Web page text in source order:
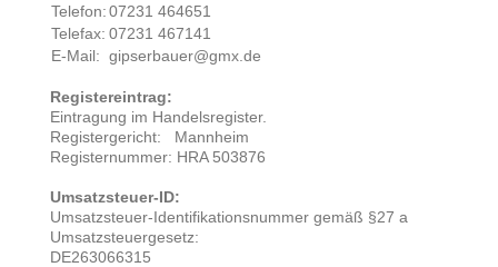
Telefon:07231 464651
Telefax: 07231 467141
E-Mail: gipserbauer@gmx.de
Registereintrag:
Eintragung im Handelsregister.
Registergericht: Mannheim
Registernummer: HRA 503876
Umsatzsteuer-ID:
Umsatzsteuer-Identifikationsnummer gemäß §27 a
Umsatzsteuergesetz:
DE263066315